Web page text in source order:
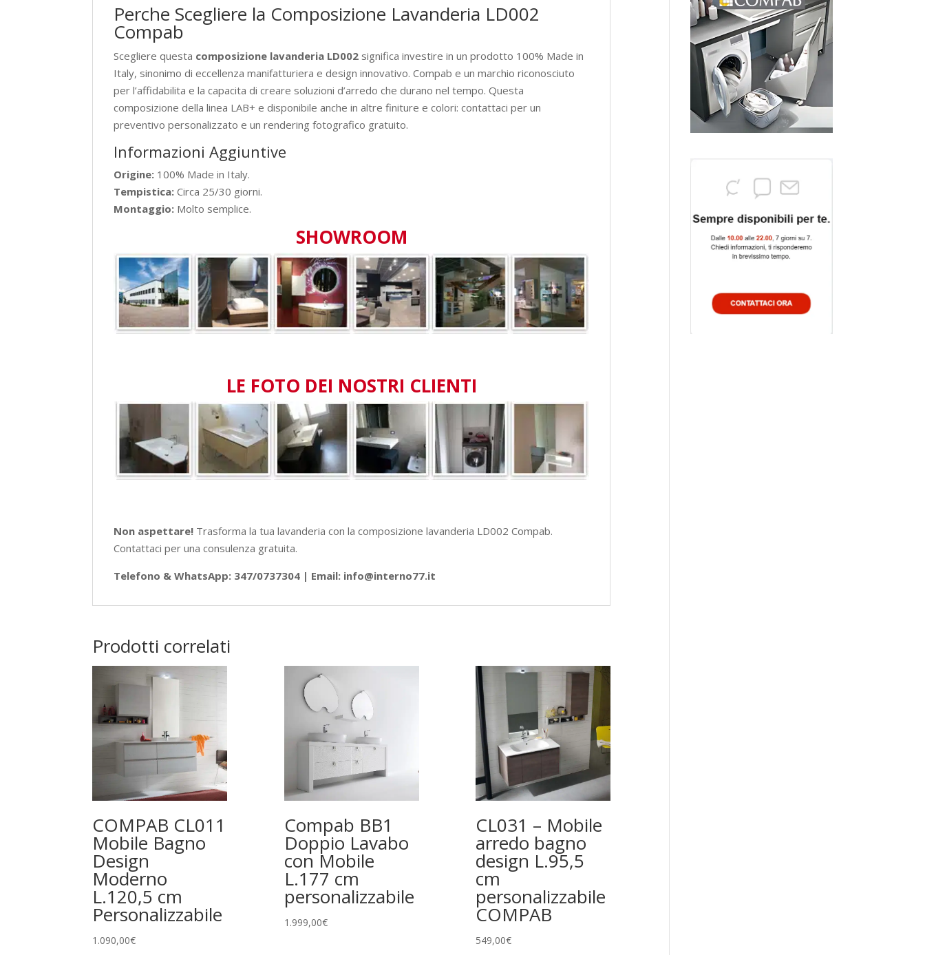
Perche Scegliere la Composizione Lavanderia LD002
Compab
Scegliere questa composizione lavanderia LD002 significa investire in un prodotto 100% Made in
Italy, sinonimo di eccellenza manifatturiera e design innovativo. Compab e un marchio riconosciuto
per l’affidabilita e la capacita di creare soluzioni d’arredo che durano nel tempo. Questa
composizione della linea LAB+ e disponibile anche in altre finiture e colori: contattaci per un
preventivo personalizzato e un rendering fotografico gratuito.
Informazioni Aggiuntive
Origine: 100% Made in Italy.
Tempistica: Circa 25/30 giorni.
Montaggio: Molto semplice.
SHOWROOM
LE FOTO DEI NOSTRI CLIENTI
Non aspettare! Trasforma la tua lavanderia con la composizione lavanderia LD002 Compab.
Contattaci per una consulenza gratuita.
Telefono & WhatsApp: 347/0737304 | Email: info@interno77.it
Prodotti correlati
COMPAB CL011
Mobile Bagno
Design
Moderno
L.120,5 cm
Personalizzabile
1.090,00€
Compab BB1
Doppio Lavabo
con Mobile
L.177 cm
personalizzabile
1.999,00€
CL031 – Mobile
arredo bagno
design L.95,5
cm
personalizzabile
COMPAB
549,00€